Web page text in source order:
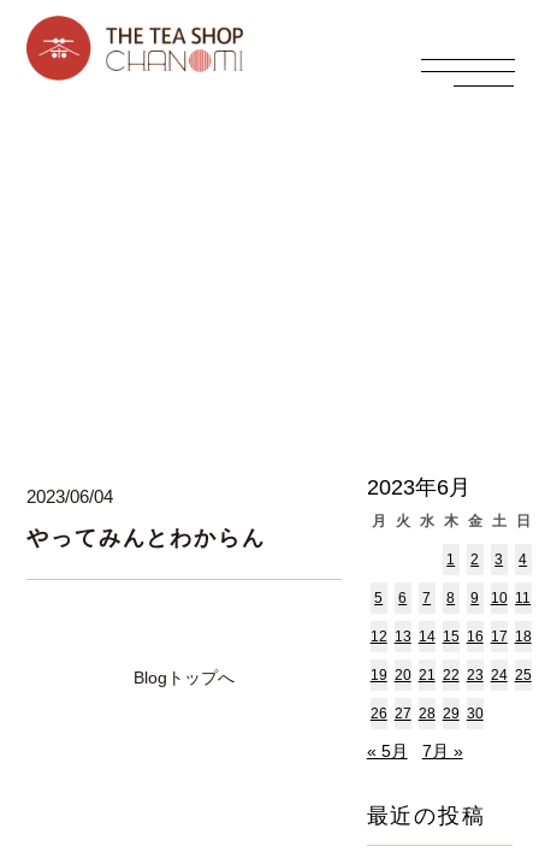
2023/06/04
やってみんとわからん
Blogトップへ
2023年6月
月 火 水 木 金 土 日
1 2 3 4
5 6 7 8 9 10 11
12 13 14 15 16 17 18
19 20 21 22 23 24 25
26 27 28 29 30
« 5月 7月 »
最近の投稿